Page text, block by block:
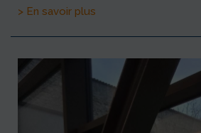
> En savoir plus